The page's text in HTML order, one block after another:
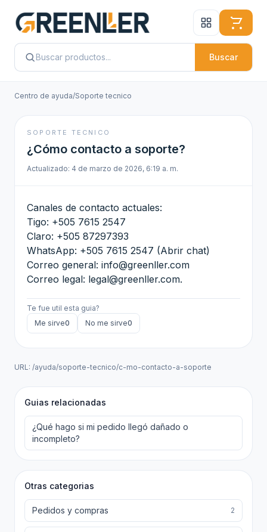
Buscar
Centro de ayuda/Soporte tecnico
Guias relacionadas
¿Qué hago si mi pedido llegó dañado o
incompleto?
Otras categorias
Pedidos y compras 2
SOPORTE TECNICO
¿Cómo contacto a soporte?
Actualizado: 4 de marzo de 2026, 6:19 a. m.
Canales de contacto actuales:
Tigo: +505 7615 2547
Claro: +505 87297393
WhatsApp: +505 7615 2547 (Abrir chat)
Correo general: info@greenller.com
Correo legal: legal@greenller.com.
Te fue util esta guia?
Me sirve0 No me sirve0
URL: /ayuda/soporte-tecnico/c-mo-contacto-a-soporte